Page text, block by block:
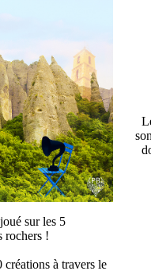
sur les 5
rochers !
à travers le